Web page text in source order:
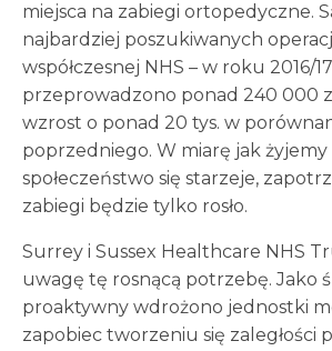
miejsca na zabiegi ortopedyczne.
najbardziej poszukiwanych
współczesnej NHS – w roku 2016/17
przeprowadzono ponad 240 000
wzrost o ponad 20 tys. w
poprzedniego. W miarę jak żyjemy
społeczeństwo się starzeje,
zabiegi będzie tylko rosło.
Surrey i Sussex Healthcare NHS
uwagę tę rosnącą potrzebę. Jako
proaktywny wdrożono jednostki
zapobiec tworzeniu się zaległości